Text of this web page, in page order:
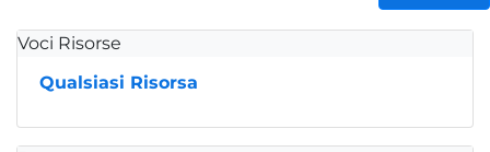
Voci Risorse
Qualsiasi Risorsa